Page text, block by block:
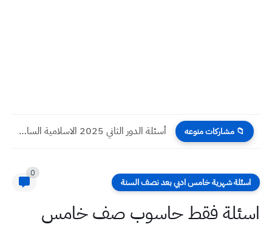
📁 مشاركات منوعه أسئلة الدور الثاني 2025 الاسلامية السادس الاعدادي
اسئلة شهرية خامس ادبي بعد نصف السنة
0
اسئلة فقط حاسوب صف خامس